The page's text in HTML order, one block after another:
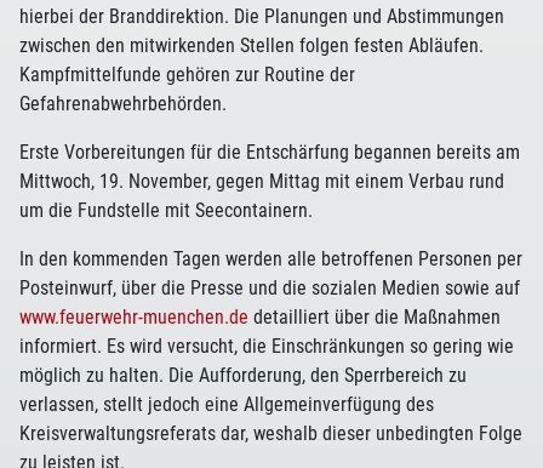
hierbei der Branddirektion. Die Planungen und Abstimmungen
zwischen den mitwirkenden Stellen folgen festen Abläufen.
Kampfmittelfunde gehören zur Routine der
Gefahrenabwehrbehörden.
Erste Vorbereitungen für die Entschärfung begannen bereits am
Mittwoch, 19. November, gegen Mittag mit einem Verbau rund
um die Fundstelle mit Seecontainern.
In den kommenden Tagen werden alle betroffenen Personen per
Posteinwurf, über die Presse und die sozialen Medien sowie auf
www.feuerwehr-muenchen.de detailliert über die Maßnahmen
informiert. Es wird versucht, die Einschränkungen so gering wie
möglich zu halten. Die Aufforderung, den Sperrbereich zu
verlassen, stellt jedoch eine Allgemeinverfügung des
Kreisverwaltungsreferats dar, weshalb dieser unbedingten Folge
zu leisten ist.